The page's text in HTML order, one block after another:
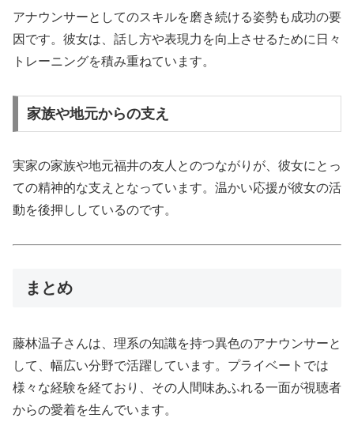
アナウンサーとしてのスキルを磨き続ける姿勢も成功の要
因です。彼女は、話し方や表現力を向上させるために日々
トレーニングを積み重ねています。
家族や地元からの支え
実家の家族や地元福井の友人とのつながりが、彼女にとっ
ての精神的な支えとなっています。温かい応援が彼女の活
動を後押ししているのです。
まとめ
藤林温子さんは、理系の知識を持つ異色のアナウンサーと
して、幅広い分野で活躍しています。プライベートでは
様々な経験を経ており、その人間味あふれる一面が視聴者
からの愛着を生んでいます。